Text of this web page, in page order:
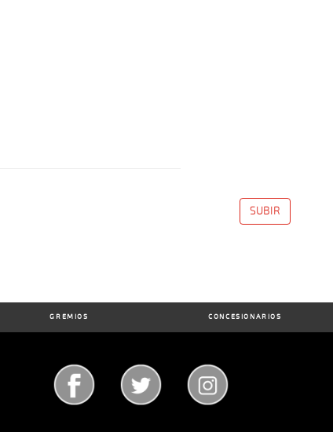
SUBIR
GREMIOS CONCESIONARIOS